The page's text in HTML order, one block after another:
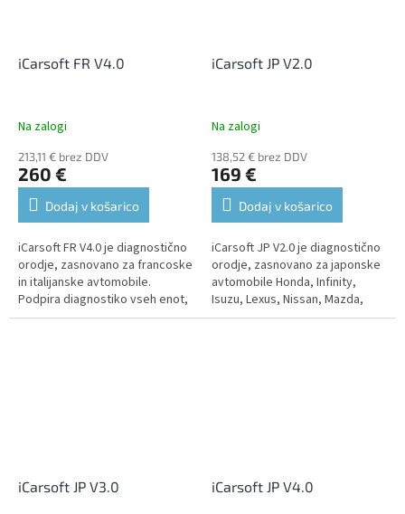
iCarsoft FR V4.0
Na zalogi
213,11 € brez DDV
260 €
Dodaj v košarico
iCarsoft FR V4.0 je diagnostično
orodje, zasnovano za francoske
in italijanske avtomobile.
Podpira diagnostiko vseh enot,
kjer omogoča branje in brisanje
iCarsoft JP V2.0
Na zalogi
138,52 € brez DDV
169 €
Dodaj v košarico
iCarsoft JP V2.0 je diagnostično
orodje, zasnovano za japonske
avtomobile Honda, Infinity,
Isuzu, Lexus, Nissan, Mazda,
Mitsubishi, Subaru, Daewoo,
iCarsoft JP V3.0 iCarsoft JP V4.0